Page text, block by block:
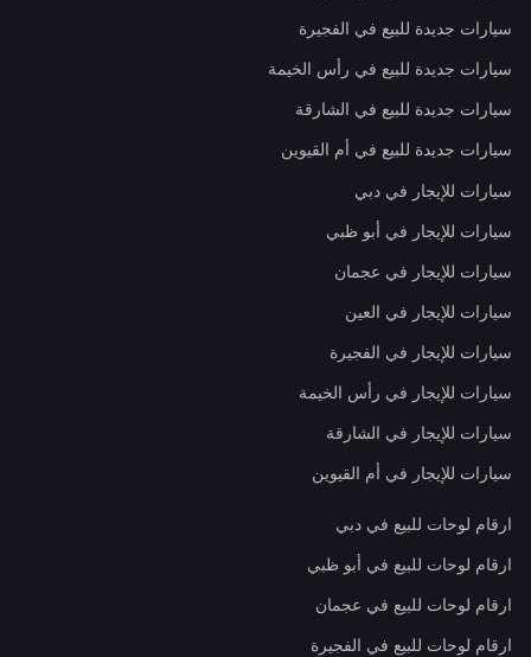
سيارات جديدة للبيع في الفجيرة
سيارات جديدة للبيع في رأس الخيمة
سيارات جديدة للبيع في الشارقة
سيارات جديدة للبيع في أم القيوين
سيارات للإيجار في دبي
سيارات للإيجار في أبو ظبي
سيارات للإيجار في عجمان
سيارات للإيجار في العين
سيارات للإيجار في الفجيرة
سيارات للإيجار في رأس الخيمة
سيارات للإيجار في الشارقة
سيارات للإيجار في أم القيوين
ارقام لوحات للبيع في دبي
ارقام لوحات للبيع في أبو ظبي
ارقام لوحات للبيع في عجمان
ارقام لوحات للبيع في الفجيرة